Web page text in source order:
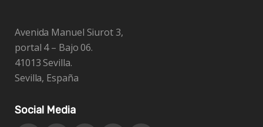
Avenida Manuel Siurot 3,
portal 4 – Bajo 06.
41013 Sevilla.
Sevilla, España
Social Media